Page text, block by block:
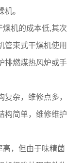
。
机的成本低,其次
管束式干燥机使用
排燃煤热风炉或手
杂，维修点多，
构简单，维修维护
，但由于味精菌